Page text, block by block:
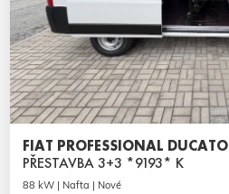
FIAT PROFESSIONAL DUCATO
PŘESTAVBA 3+3 *9193* K
88 kW | Nafta | Nové